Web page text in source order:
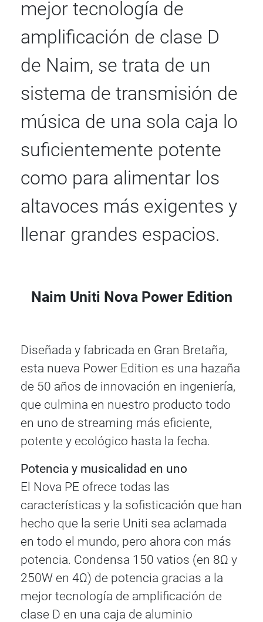
mejor tecnología de
amplificación de clase D
de Naim, se trata de un
sistema de transmisión de
música de una sola caja lo
suficientemente potente
como para alimentar los
altavoces más exigentes y
llenar grandes espacios.
Naim Uniti Nova Power Edition
Diseñada y fabricada en Gran Bretaña,
esta nueva Power Edition es una hazaña
de 50 años de innovación en ingeniería,
que culmina en nuestro producto todo
en uno de streaming más eficiente,
potente y ecológico hasta la fecha.
Potencia y musicalidad en uno
El Nova PE ofrece todas las
características y la sofisticación que han
hecho que la serie Uniti sea aclamada
en todo el mundo, pero ahora con más
potencia. Condensa 150 vatios (en 8Ω y
250W en 4Ω) de potencia gracias a la
mejor tecnología de amplificación de
clase D en una caja de aluminio